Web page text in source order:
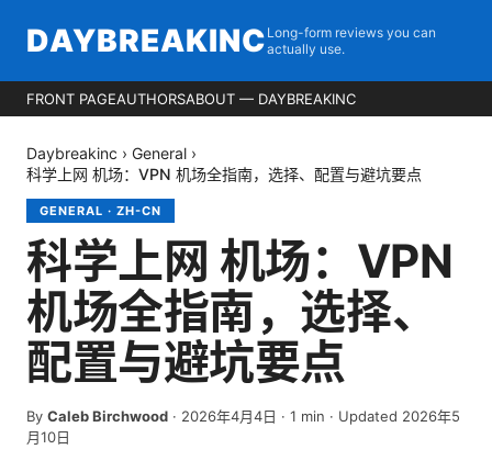
DAYBREAKINC Long-form reviews you can
actually use.
FRONT PAGEAUTHORSABOUT — DAYBREAKINC
Daybreakinc › General ›
科学上网 机场：VPN 机场全指南，选择、配置与避坑要点
GENERAL · ZH-CN
科学上网 机场：VPN
机场全指南，选择、
配置与避坑要点
By Caleb Birchwood · 2026年4月4日 · 1 min · Updated 2026年5
月10日